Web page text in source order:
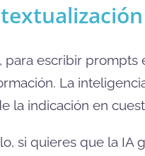
para escribir
La
la indicación en
si quieres que la IA